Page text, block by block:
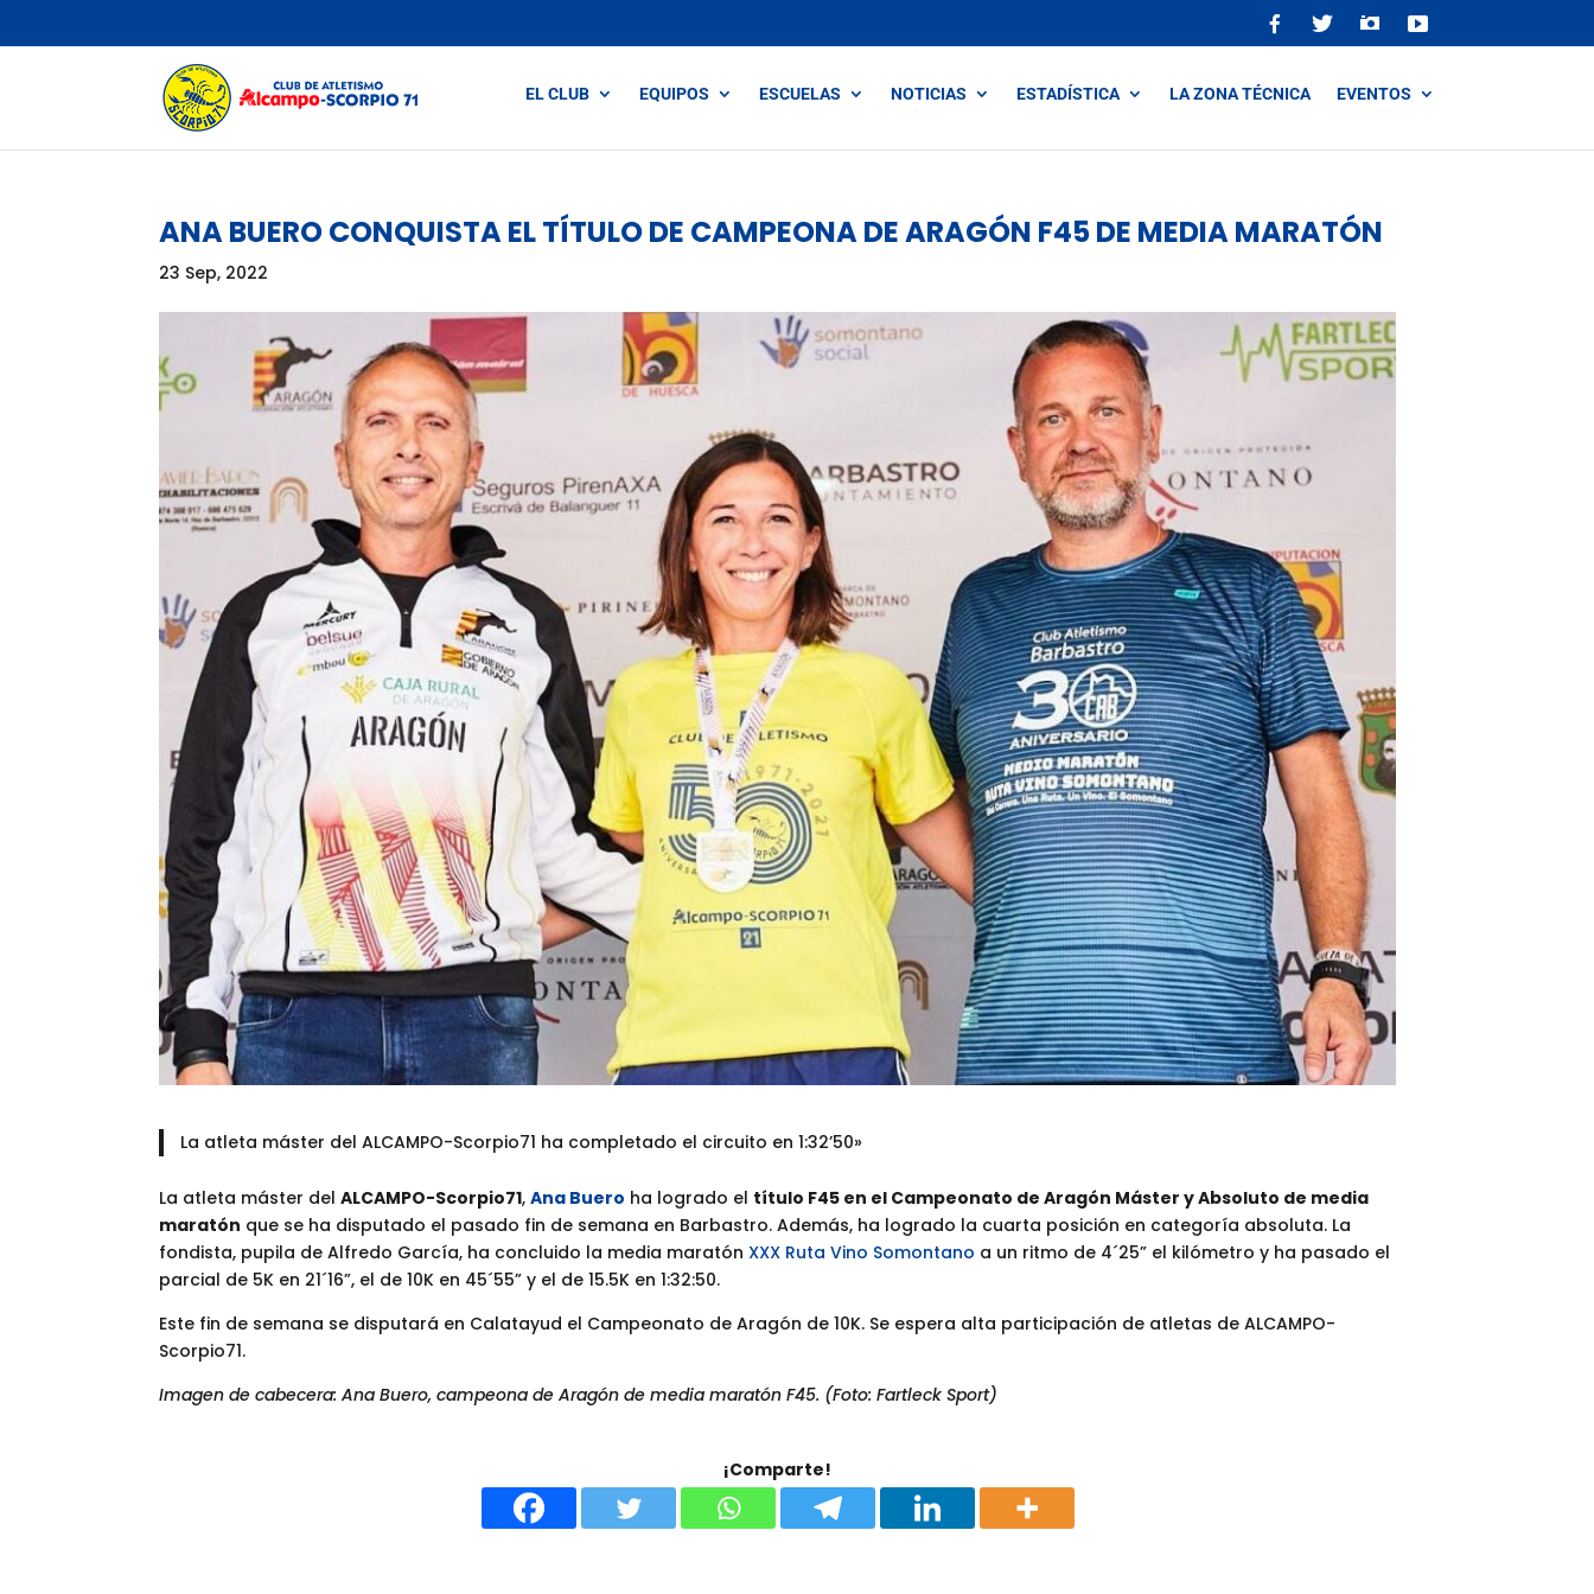
EL CLUB EQUIPOS ESCUELAS NOTICIAS ESTADÍSTICA LA ZONA TÉCNICA EVENTOS
ANA BUERO CONQUISTA EL TÍTULO DE CAMPEONA DE ARAGÓN F45 DE MEDIA MARATÓN
23 Sep, 2022
La atleta máster del ALCAMPO-Scorpio71 ha completado el circuito en 1:32’50»
La atleta máster delALCAMPO-Scorpio71,Ana Buero ha logrado el título F45 en el Campeonato de Aragón Máster y Absoluto de media
maratón que se ha disputado el pasado fin de semana en Barbastro. Además, ha logrado la cuarta posición en categoría absoluta. La
fondista, pupila de Alfredo García, ha concluido la media maratón XXX Ruta Vino Somontano a un ritmo de 4´25” el kilómetro y ha pasado el
parcial de 5K en 21´16”, el de 10K en 45´55” y el de 15.5K en 1:32:50.
Este fin de semana se disputará en Calatayud el Campeonato de Aragón de 10K. Se espera alta participación de atletas de ALCAMPO-
Scorpio71.
Imagen de cabecera: Ana Buero, campeona de Aragón de media maratón F45. (Foto: Fartleck Sport)
¡Comparte!